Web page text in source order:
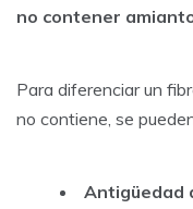
no contener
Para diferenciar un
no contiene, se
Antigüedad